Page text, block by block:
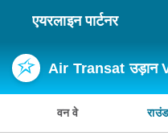
एयरलाइन पार्टनर
Air Transat उड़ान
वन वे